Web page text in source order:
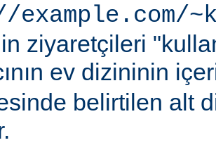
ziyaretçileri
ev dizininin
belirtilen alt